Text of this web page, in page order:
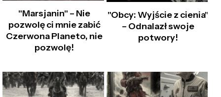
"Marsjanin" – Nie
pozwolę ci mnie zabić
Czerwona Planeto, nie
pozwolę!
"Obcy: Wyjście z cienia"
– Odnalazł swoje
potwory!